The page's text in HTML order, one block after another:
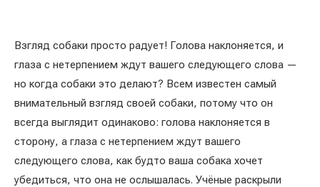
Взгляд собаки просто радует! Голова наклоняется, и
глаза с нетерпением ждут вашего следующего слова —
но когда собаки это делают? Всем известен самый
внимательный взгляд своей собаки, потому что он
всегда выглядит одинаково: голова наклоняется в
сторону, а глаза с нетерпением ждут вашего
следующего слова, как будто ваша собака хочет
убедиться, что она не ослышалась. Учёные раскрыли